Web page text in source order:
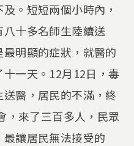
。短短兩個小時內，
十多名師生陸續送
明顯的症狀，就醫的
一天。12月12日，毒
醫，居民的不滿，終
，來了三百多人，民眾
讓居民無法接受的